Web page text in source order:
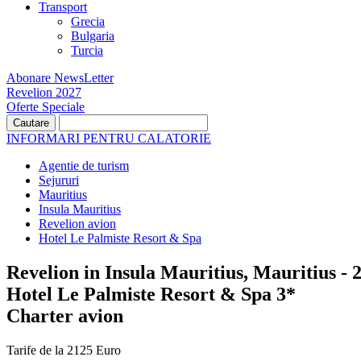
Transport
Grecia
Bulgaria
Turcia
Abonare NewsLetter
Revelion 2027
Oferte Speciale
INFORMARI PENTRU CALATORIE
Agentie de turism
Sejururi
Mauritius
Insula Mauritius
Revelion avion
Hotel Le Palmiste Resort & Spa
Revelion in Insula Mauritius, Mauritius -
Hotel Le Palmiste Resort & Spa 3*
Charter avion
Tarife de la 2125 Euro